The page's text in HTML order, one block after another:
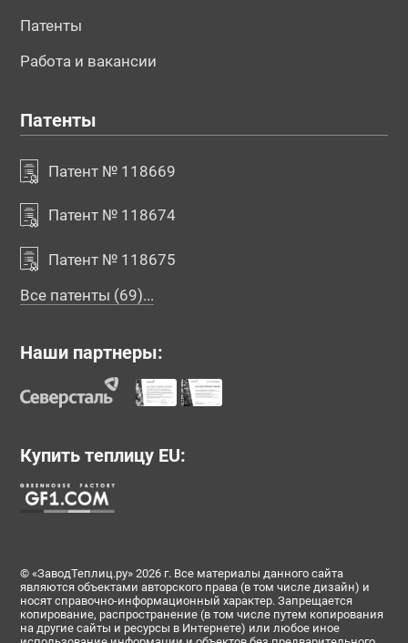
Патенты
Работа и вакансии
Патенты
Патент № 118669
Патент № 118674
Патент № 118675
Все патенты (69)...
Наши партнеры:
Купить теплицу EU:
© «ЗаводТеплиц.ру» 2026 г. Все материалы данного сайта
являются объектами авторского права (в том числе дизайн) и
носят справочно-информационный характер. Запрещается
копирование, распространение (в том числе путем копирования
на другие сайты и ресурсы в Интернете) или любое иное